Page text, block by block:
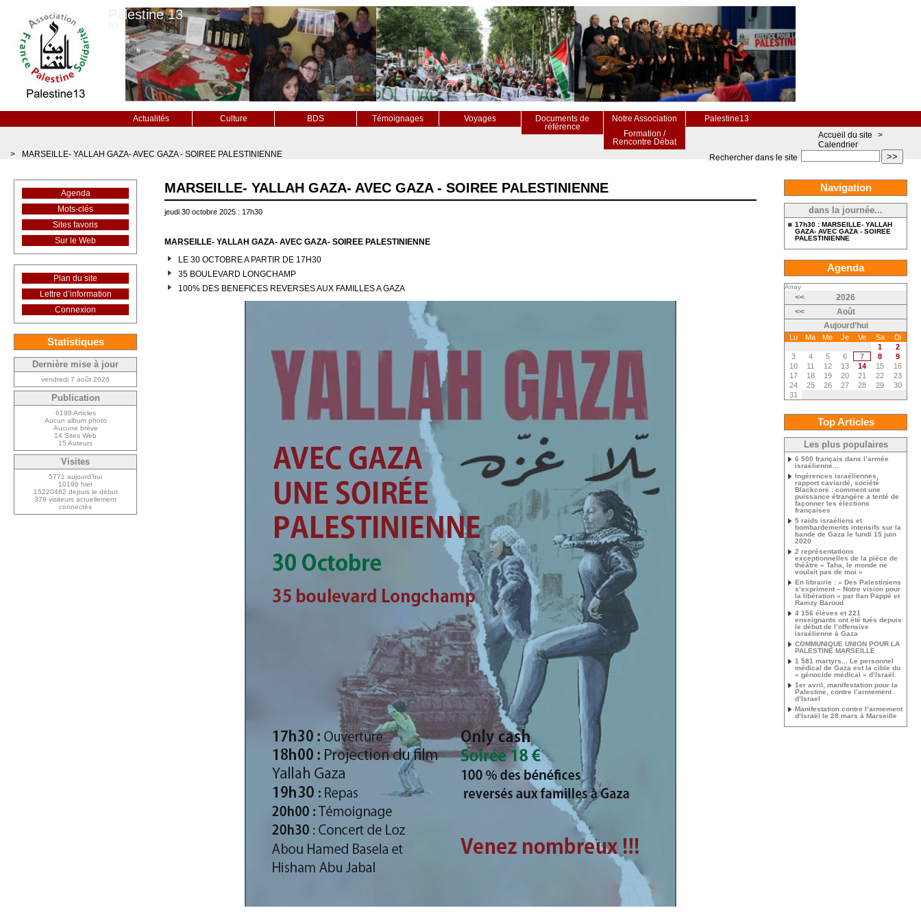
Palestine 13
Actualités Culture BDS Témoignages Voyages
Documents de
référence
Notre Association
Palestine13
Formation /
Rencontre Débat
>>
Rechercher dans le site
Accueil du site
>
Calendrier
>
MARSEILLE- YALLAH GAZA- AVEC GAZA - SOIREE PALESTINIENNE
MARSEILLE- YALLAH GAZA- AVEC GAZA - SOIREE PALESTINIENNE
jeudi 30 octobre 2025 : 17h30
MARSEILLE- YALLAH GAZA- AVEC GAZA- SOIREE PALESTINIENNE
LE 30 OCTOBRE A PARTIR DE 17H30
35 BOULEVARD LONGCHAMP
100% DES BENEFICES REVERSES AUX FAMILLES A GAZA
Agenda
Mots-clés
Sites favoris
Sur le Web
Plan du site
Lettre d’information
Connexion
Statistiques
Dernière mise à jour
vendredi 7 août 2026
Publication
6198 Articles
Aucun album photo
Aucune brève
14 Sites Web
15 Auteurs
Visites
5771 aujourd’hui
10196 hier
15220462 depuis le début
379 visiteurs actuellement
connectés
Navigation
dans la journée...
17h30 : MARSEILLE- YALLAH
GAZA- AVEC GAZA - SOIREE
PALESTINIENNE
Agenda
Array
<<
2026
<<
Août
Aujourd’hui
Lu Ma Me Je Ve Sa
Di
1
2
3
4 5 6 7 8
9
10
11 12 13 14 15
16
17
18 19 20 21 22
23
24
25 26 27 28 29
30
31
Top Articles
Les plus populaires
6 500 français dans l’armée
israélienne...
Ingérences israéliennes,
rapport caviardé, société
Blackcore : comment une
puissance étrangère a tenté de
façonner les élections
françaises
5 raids israéliens et
bombardements intensifs sur la
bande de Gaza le lundi 15 juin
2020
2 représentations
exceptionnelles de la pièce de
théâtre « Taha, le monde ne
voulait pas de moi »
En librairie : « Des Palestiniens
s’expriment – Notre vision pour
la libération » par Ilan Pappé et
Ramzy Baroud
4 156 élèves et 221
enseignants ont été tués depuis
le début de l’offensive
israélienne à Gaza
COMMUNIQUE UNION POUR LA
PALESTINE MARSEILLE
1 581 martyrs... Le personnel
médical de Gaza est la cible du
« génocide médical » d’Israël.
1er avril, manifestation pour la
Palestine, contre l’armement
d’Israel
Manifestation contre l’armement
d’Israël le 28 mars à Marseille